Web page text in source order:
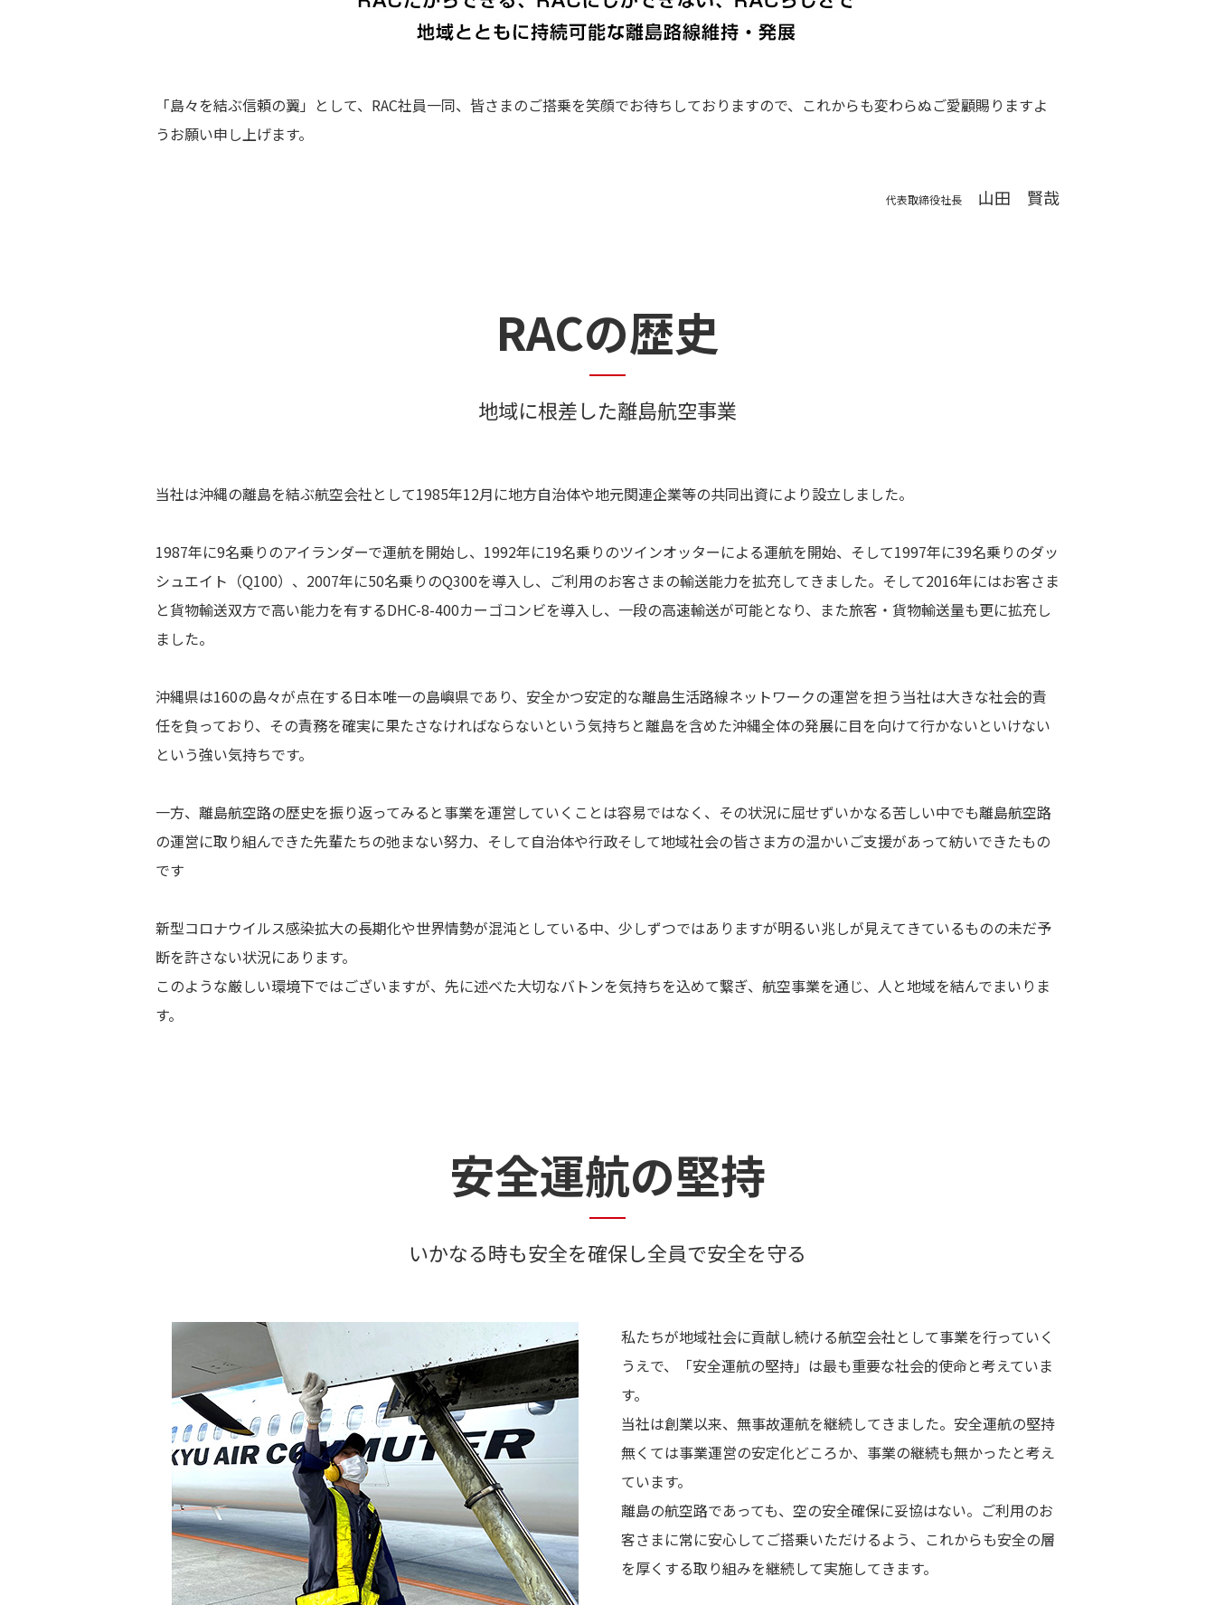
「島々を結ぶ信頼の翼」として、RAC社員一同、皆さまのご搭乗を笑顔でお待ちしておりますので、これからも変わらぬご愛顧賜りますよ
うお願い申し上げます。
代表取締役社長 山田 賢哉
RACの歴史
地域に根差した離島航空事業
当社は沖縄の離島を結ぶ航空会社として1985年12月に地方自治体や地元関連企業等の共同出資により設立しました。
1987年に9名乗りのアイランダーで運航を開始し、1992年に19名乗りのツインオッターによる運航を開始、そして1997年に39名乗りのダッ
シュエイト（Q100）、2007年に50名乗りのQ300を導入し、ご利用のお客さまの輸送能力を拡充してきました。そして2016年にはお客さま
と貨物輸送双方で高い能力を有するDHC-8-400カーゴコンビを導入し、一段の高速輸送が可能となり、また旅客・貨物輸送量も更に拡充し
ました。
沖縄県は160の島々が点在する日本唯一の島嶼県であり、安全かつ安定的な離島生活路線ネットワークの運営を担う当社は大きな社会的責
任を負っており、その責務を確実に果たさなければならないという気持ちと離島を含めた沖縄全体の発展に目を向けて行かないといけない
という強い気持ちです。
一方、離島航空路の歴史を振り返ってみると事業を運営していくことは容易ではなく、その状況に屈せずいかなる苦しい中でも離島航空路
の運営に取り組んできた先輩たちの弛まない努力、そして自治体や行政そして地域社会の皆さま方の温かいご支援があって紡いできたもの
です
新型コロナウイルス感染拡大の長期化や世界情勢が混沌としている中、少しずつではありますが明るい兆しが見えてきているものの未だ予
断を許さない状況にあります。
このような厳しい環境下ではございますが、先に述べた大切なバトンを気持ちを込めて繋ぎ、航空事業を通じ、人と地域を結んでまいりま
す。
安全運航の堅持
いかなる時も安全を確保し全員で安全を守る
私たちが地域社会に貢献し続ける航空会社として事業を行っていく
うえで、「安全運航の堅持」は最も重要な社会的使命と考えていま
す。
当社は創業以来、無事故運航を継続してきました。安全運航の堅持
無くては事業運営の安定化どころか、事業の継続も無かったと考え
ています。
離島の航空路であっても、空の安全確保に妥協はない。ご利用のお
客さまに常に安心してご搭乗いただけるよう、これからも安全の層
を厚くする取り組みを継続して実施してきます。